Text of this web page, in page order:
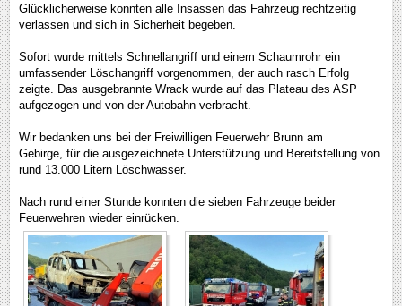
Glücklicherweise konnten alle Insassen das Fahrzeug rechtzeitig
verlassen und sich in Sicherheit begeben.
Sofort wurde mittels Schnellangriff und einem Schaumrohr ein
umfassender Löschangriff vorgenommen, der auch rasch Erfolg
zeigte. Das ausgebrannte Wrack wurde auf das Plateau des ASP
aufgezogen und von der Autobahn verbracht.
Wir bedanken uns bei der Freiwilligen Feuerwehr Brunn am
Gebirge, für die ausgezeichnete Unterstützung und Bereitstellung von
rund 13.000 Litern Löschwasser.
Nach rund einer Stunde konnten die sieben Fahrzeuge beider
Feuerwehren wieder einrücken.